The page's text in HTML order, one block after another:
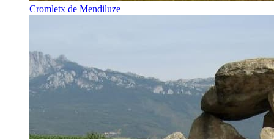
Cromletx de Mendiluze